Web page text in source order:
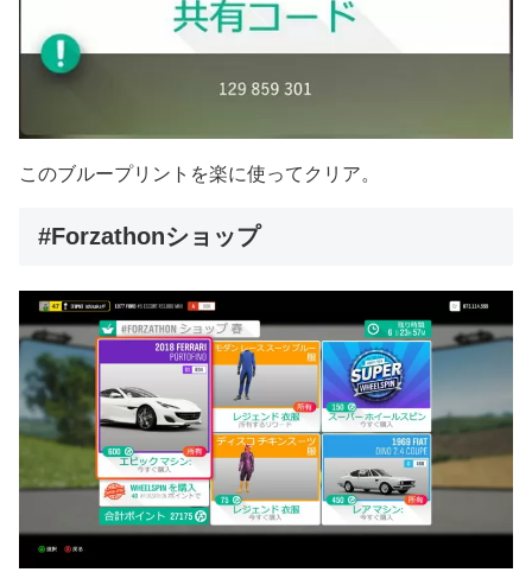
このブループリントを楽に使ってクリア。
#Forzathonショップ